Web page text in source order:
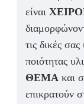
είναι
τις δικές
ποιότητας
ΘΕΜΑ και
επικρατούν